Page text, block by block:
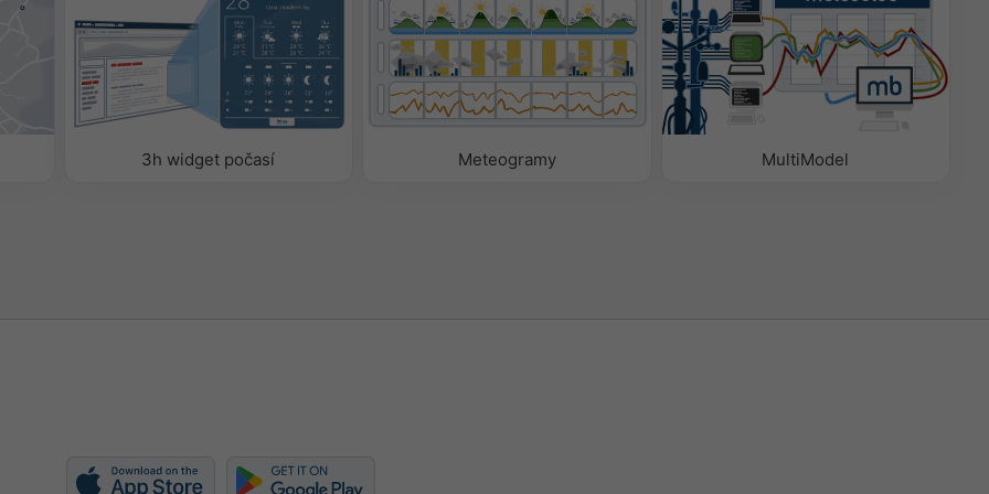
můžete do widgetu
nebo je odebrat.
3h widget počasí Meteogramy MultiModel